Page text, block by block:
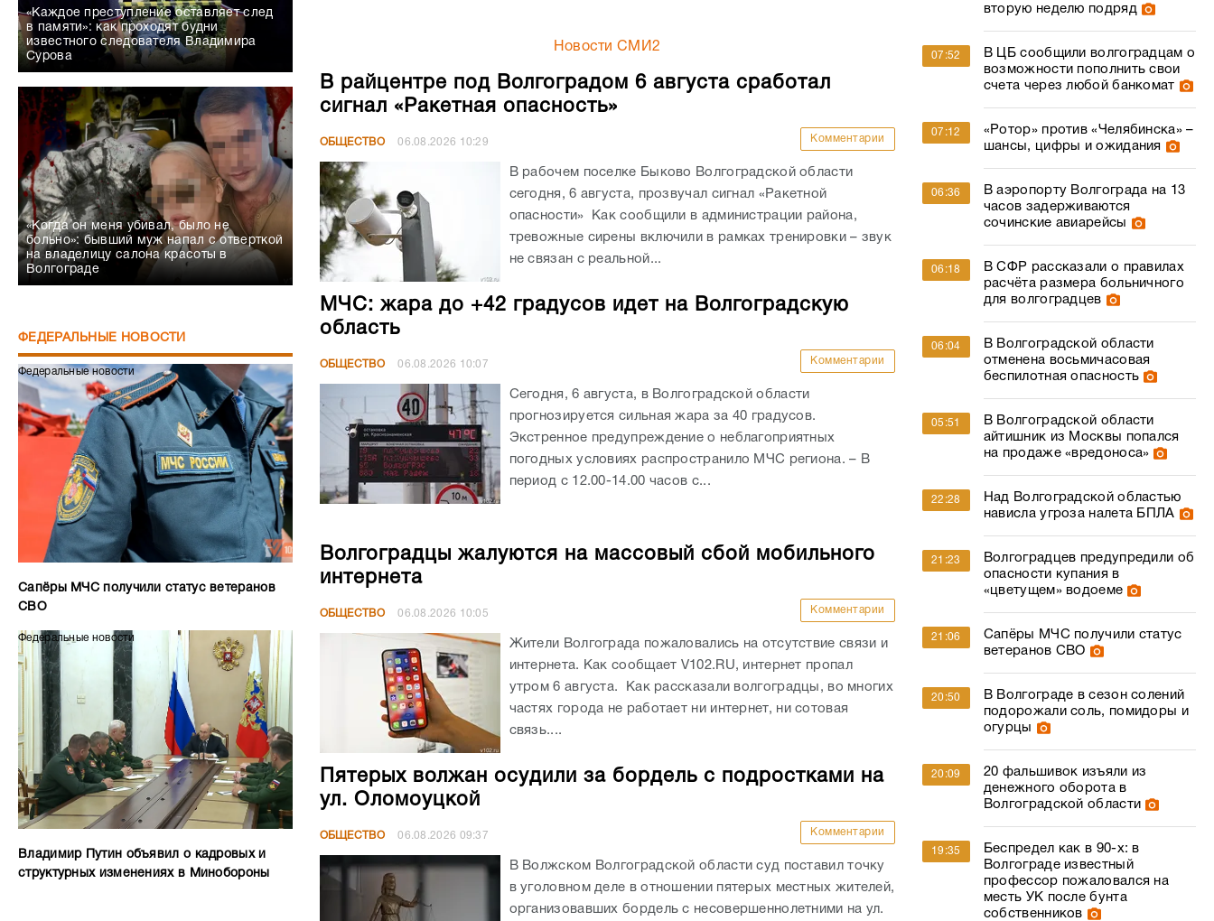
«Каждое преступление оставляет след
в памяти»: как проходят будни
известного следователя Владимира
Сурова
«Когда он меня убивал, было не
больно»: бывший муж напал с отверткой
на владелицу салона красоты в
Волгограде
ФЕДЕРАЛЬНЫЕ НОВОСТИ
Федеральные новости
Сапёры МЧС получили статус ветеранов
СВО
Федеральные новости
Владимир Путин объявил о кадровых и
структурных изменениях в Минобороны
Новости СМИ2
В райцентре под Волгоградом 6 августа сработал
сигнал «Ракетная опасность»
ОБЩЕСТВО 06.08.2026 10:29 Комментарии
В рабочем поселке Быково Волгоградской области
сегодня, 6 августа, прозвучал сигнал «Ракетной
опасности» Как сообщили в администрации района,
тревожные сирены включили в рамках тренировки – звук
не связан с реальной...
МЧС: жара до +42 градусов идет на Волгоградскую
область
ОБЩЕСТВО 06.08.2026 10:07 Комментарии
Сегодня, 6 августа, в Волгоградской области
прогнозируется сильная жара за 40 градусов.
Экстренное предупреждение о неблагоприятных
погодных условиях распространило МЧС региона. – В
период с 12.00-14.00 часов с...
Волгоградцы жалуются на массовый сбой мобильного
интернета
ОБЩЕСТВО 06.08.2026 10:05 Комментарии
Жители Волгограда пожаловались на отсутствие связи и
интернета. Как сообщает V102.RU, интернет пропал
утром 6 августа. Как рассказали волгоградцы, во многих
частях города не работает ни интернет, ни сотовая
связь....
Пятерых волжан осудили за бордель с подростками на
ул. Оломоуцкой
ОБЩЕСТВО 06.08.2026 09:37 Комментарии
В Волжском Волгоградской области суд поставил точку
в уголовном деле в отношении пятерых местных жителей,
организовавших бордель с несовершеннолетними на ул.
вторую неделю подряд
07:52
В ЦБ сообщили волгоградцам о
возможности пополнить свои
счета через любой банкомат
07:12
«Ротор» против «Челябинска» –
шансы, цифры и ожидания
06:36
В аэропорту Волгограда на 13
часов задерживаются
сочинские авиарейсы
06:18
В СФР рассказали о правилах
расчёта размера больничного
для волгоградцев
06:04
В Волгоградской области
отменена восьмичасовая
беспилотная опасность
05:51
В Волгоградской области
айтишник из Москвы попался
на продаже «вредоноса»
22:28
Над Волгоградской областью
нависла угроза налета БПЛА
21:23
Волгоградцев предупредили об
опасности купания в
«цветущем» водоеме
21:06
Сапёры МЧС получили статус
ветеранов СВО
20:50
В Волгограде в сезон солений
подорожали соль, помидоры и
огурцы
20:09
20 фальшивок изъяли из
денежного оборота в
Волгоградской области
19:35
Беспредел как в 90-х: в
Волгограде известный
профессор пожаловался на
месть УК после бунта
собственников